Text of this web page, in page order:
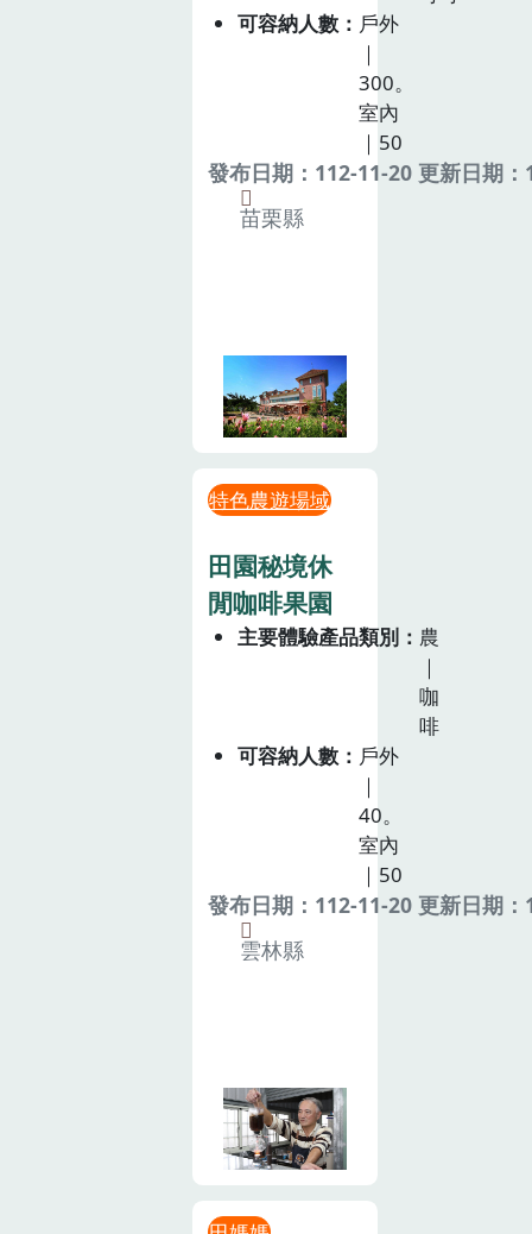
可容納人數
戶外
｜
300。
室內
｜50
發布日期：112-11-20 更新日期
苗栗縣
特色農遊場域
田園秘境休
閒咖啡果園
主要體驗產品類別
農
｜
咖
啡
可容納人數
戶外
｜
40。
室內
｜50
發布日期：112-11-20 更新日期
雲林縣